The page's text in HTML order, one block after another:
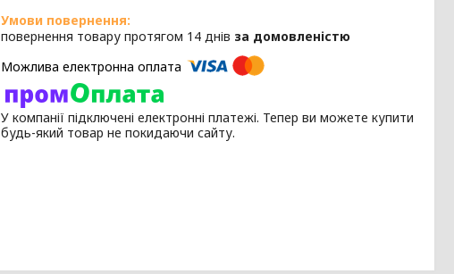
повернення товару протягом 14 днів за домовленістю
У компанії підключені електронні платежі. Тепер ви можете купити
будь-який товар не покидаючи сайту.